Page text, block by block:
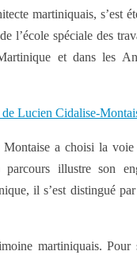
martiniquais, s’est
l’école spéciale des
et dans les
Lucien Cidalise-
a choisi la voie
illustre son
il s’est distingué
martiniquais.